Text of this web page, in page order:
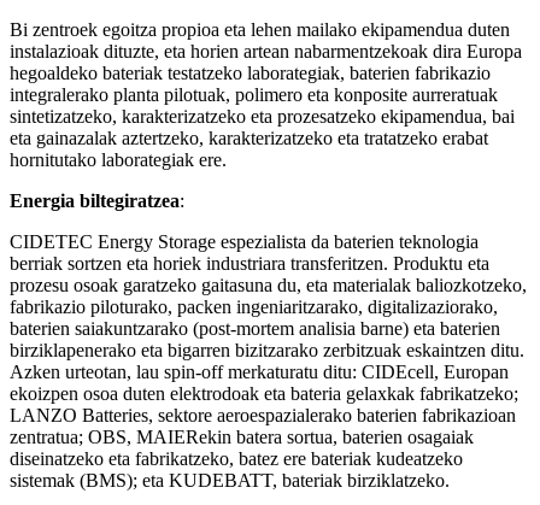
Bi zentroek egoitza propioa eta lehen mailako ekipamendua duten
instalazioak dituzte, eta horien artean nabarmentzekoak dira Europa
hegoaldeko bateriak testatzeko laborategiak, baterien fabrikazio
integralerako planta pilotuak, polimero eta konposite aurreratuak
sintetizatzeko, karakterizatzeko eta prozesatzeko ekipamendua, bai
eta gainazalak aztertzeko, karakterizatzeko eta tratatzeko erabat
hornitutako laborategiak ere.
Energia biltegiratzea:
CIDETEC Energy Storage espezialista da baterien teknologia
berriak sortzen eta horiek industriara transferitzen. Produktu eta
prozesu osoak garatzeko gaitasuna du, eta materialak baliozkotzeko,
fabrikazio piloturako, packen ingeniaritzarako, digitalizaziorako,
baterien saiakuntzarako (post-mortem analisia barne) eta baterien
birziklapenerako eta bigarren bizitzarako zerbitzuak eskaintzen ditu.
Azken urteotan, lau spin-off merkaturatu ditu: CIDEcell, Europan
ekoizpen osoa duten elektrodoak eta bateria gelaxkak fabrikatzeko;
LANZO Batteries, sektore aeroespazialerako baterien fabrikazioan
zentratua; OBS, MAIERekin batera sortua, baterien osagaiak
diseinatzeko eta fabrikatzeko, batez ere bateriak kudeatzeko
sistemak (BMS); eta KUDEBATT, bateriak birziklatzeko.